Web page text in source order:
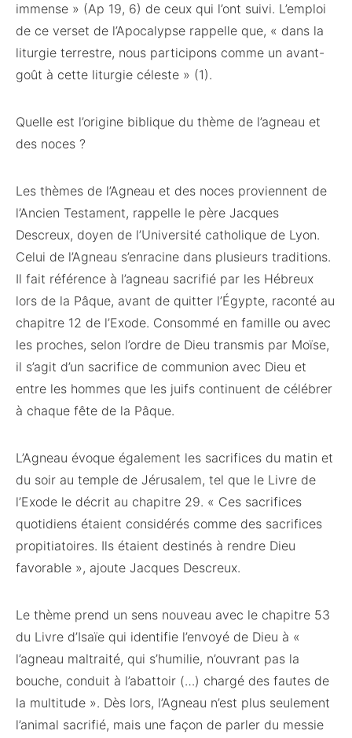
immense » (Ap 19, 6) de ceux qui l’ont suivi. L’emploi
de ce verset de l’Apocalypse rappelle que, « dans la
liturgie terrestre, nous participons comme un avant-
goût à cette liturgie céleste » (1).
Quelle est l’origine biblique du thème de l’agneau et
des noces ?
Les thèmes de l’Agneau et des noces proviennent de
l’Ancien Testament, rappelle le père Jacques
Descreux, doyen de l’Université catholique de Lyon.
Celui de l’Agneau s’enracine dans plusieurs traditions.
Il fait référence à l’agneau sacrifié par les Hébreux
lors de la Pâque, avant de quitter l’Égypte, raconté au
chapitre 12 de l’Exode. Consommé en famille ou avec
les proches, selon l’ordre de Dieu transmis par Moïse,
il s’agit d’un sacrifice de communion avec Dieu et
entre les hommes que les juifs continuent de célébrer
à chaque fête de la Pâque.
L’Agneau évoque également les sacrifices du matin et
du soir au temple de Jérusalem, tel que le Livre de
l’Exode le décrit au chapitre 29. « Ces sacrifices
quotidiens étaient considérés comme des sacrifices
propitiatoires. Ils étaient destinés à rendre Dieu
favorable », ajoute Jacques Descreux.
Le thème prend un sens nouveau avec le chapitre 53
du Livre d’Isaïe qui identifie l’envoyé de Dieu à «
l’agneau maltraité, qui s’humilie, n’ouvrant pas la
bouche, conduit à l’abattoir (…) chargé des fautes de
la multitude ». Dès lors, l’Agneau n’est plus seulement
l’animal sacrifié, mais une façon de parler du messie